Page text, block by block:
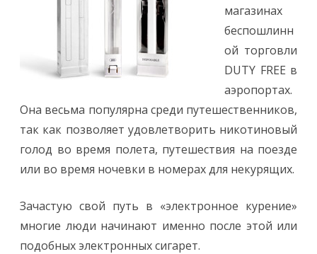
магазинах
беспошлинн
ой торговли
DUTY FREE в
аэропортах.
Она весьма популярна среди путешественников,
так как позволяет удовлетворить никотиновый
голод во время полета, путешествия на поезде
или во время ночевки в номерах для некурящих.
Зачастую свой путь в «электронное курение»
многие люди начинают именно после этой или
подобных электронных сигарет.